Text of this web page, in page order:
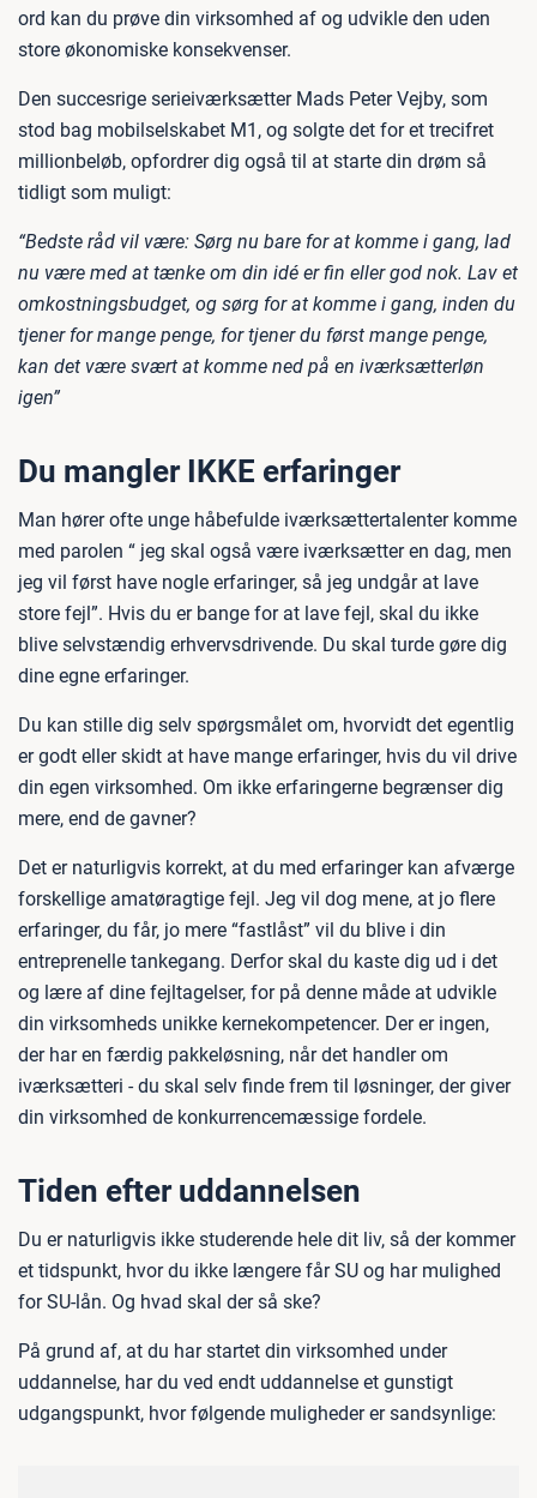
ord kan du prøve din virksomhed af og udvikle den uden
store økonomiske konsekvenser.
Den succesrige serieiværksætter Mads Peter Vejby, som
stod bag mobilselskabet M1, og solgte det for et trecifret
millionbeløb, opfordrer dig også til at starte din drøm så
tidligt som muligt:
“Bedste råd vil være: Sørg nu bare for at komme i gang, lad
nu være med at tænke om din idé er fin eller god nok. Lav et
omkostningsbudget, og sørg for at komme i gang, inden du
tjener for mange penge, for tjener du først mange penge,
kan det være svært at komme ned på en iværksætterløn
igen”
Du mangler IKKE erfaringer
Man hører ofte unge håbefulde iværksættertalenter komme
med parolen “ jeg skal også være iværksætter en dag, men
jeg vil først have nogle erfaringer, så jeg undgår at lave
store fejl”. Hvis du er bange for at lave fejl, skal du ikke
blive selvstændig erhvervsdrivende. Du skal turde gøre dig
dine egne erfaringer.
Du kan stille dig selv spørgsmålet om, hvorvidt det egentlig
er godt eller skidt at have mange erfaringer, hvis du vil drive
din egen virksomhed. Om ikke erfaringerne begrænser dig
mere, end de gavner?
Det er naturligvis korrekt, at du med erfaringer kan afværge
forskellige amatøragtige fejl. Jeg vil dog mene, at jo flere
erfaringer, du får, jo mere “fastlåst” vil du blive i din
entreprenelle tankegang. Derfor skal du kaste dig ud i det
og lære af dine fejltagelser, for på denne måde at udvikle
din virksomheds unikke kernekompetencer. Der er ingen,
der har en færdig pakkeløsning, når det handler om
iværksætteri - du skal selv finde frem til løsninger, der giver
din virksomhed de konkurrencemæssige fordele.
Tiden efter uddannelsen
Du er naturligvis ikke studerende hele dit liv, så der kommer
et tidspunkt, hvor du ikke længere får SU og har mulighed
for SU-lån. Og hvad skal der så ske?
På grund af, at du har startet din virksomhed under
uddannelse, har du ved endt uddannelse et gunstigt
udgangspunkt, hvor følgende muligheder er sandsynlige: